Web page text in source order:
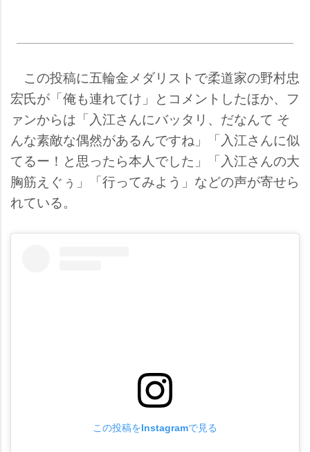
この投稿に五輪金メダリストで柔道家の野村忠
宏氏が「俺も連れてけ」とコメントしたほか、フ
ァンからは「入江さんにバッタリ、だなんて そ
んな素敵な偶然があるんですね」「入江さんに似
てるー！と思ったら本人でした」「入江さんの大
胸筋えぐぅ」「行ってみよう」などの声が寄せら
れている。
この投稿をInstagramで見る